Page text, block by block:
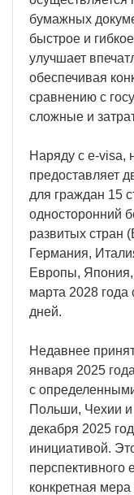
бумажных
быстрое и
улучшает
обеспечивая
сравнению с
сложные и
Наряду с e-visa,
предоставляет
для граждан 15
односторонний
развитых стран
Германия,
Европы,
марта 2028
дней.
Недавнее
января 2025
с
Польши, Чехии
декабря 2025
инициативой.
перспективного
конкретная